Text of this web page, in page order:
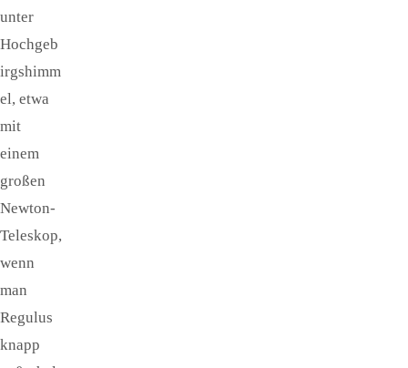
unter
Hochgeb
irgshimm
el, etwa
mit
einem
großen
Newton-
Teleskop,
wenn
man
Regulus
knapp